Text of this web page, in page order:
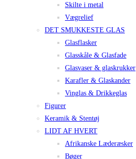
Skilte i metal
Vægrelief
DET SMUKKESTE GLAS
Glasflasker
Glasskåle & Glasfade
Glasvaser & glaskrukker
Karafler & Glaskander
Vinglas & Drikkeglas
Figurer
Keramik & Stentøj
LIDT AF HVERT
Afrikanske Læderæsker
Bøger